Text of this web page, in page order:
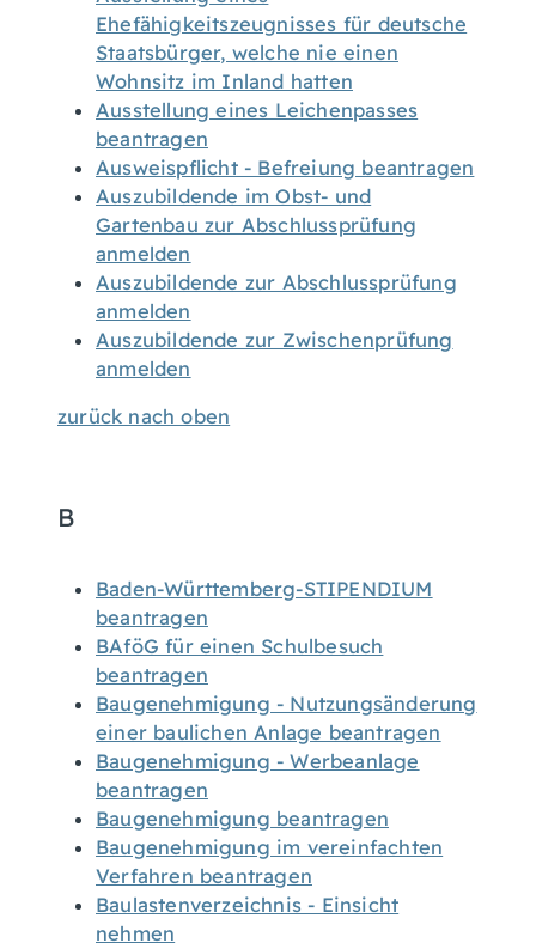
Ehefähigkeitszeugnisses für deutsche
Staatsbürger, welche nie einen
Wohnsitz im Inland hatten
Ausstellung eines Leichenpasses
beantragen
Ausweispflicht - Befreiung beantragen
Auszubildende im Obst- und
Gartenbau zur Abschlussprüfung
anmelden
Auszubildende zur Abschlussprüfung
anmelden
Auszubildende zur Zwischenprüfung
anmelden
zurück nach oben
B
Baden-Württemberg-STIPENDIUM
beantragen
BAföG für einen Schulbesuch
beantragen
Baugenehmigung - Nutzungsänderung
einer baulichen Anlage beantragen
Baugenehmigung - Werbeanlage
beantragen
Baugenehmigung beantragen
Baugenehmigung im vereinfachten
Verfahren beantragen
Baulastenverzeichnis - Einsicht
nehmen